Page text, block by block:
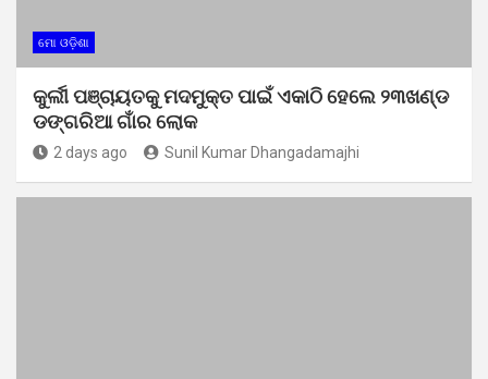
ମୋ ଓଡ଼ିଶା
କୁର୍ଲୀ ପଞ୍ଚାୟତକୁ ମଦମୁକ୍ତ ପାଇଁ ଏକାଠି ହେଲେ ୨୩ଖଣ୍ଡ
ଡଙ୍ଗରିଆ ଗାଁର ଲୋକ
2 days ago Sunil Kumar Dhangadamajhi